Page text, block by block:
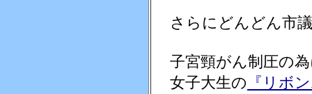
さらにどんどん市
子宮頸がん制圧の
女子大生の 『リボ